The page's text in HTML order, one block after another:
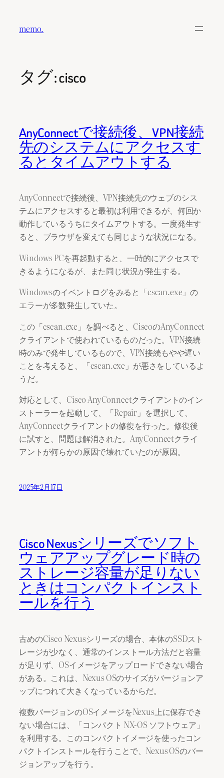
memo.
タグ:cisco
AnyConnectで接続後、VPN接続
先のシステムにアクセスす
るとタイムアウトする
AnyConnectで接続後、VPN接続先のウェブのシス
テムにアクセスすると最初は利用できるが、何回か
動作しているうちにタイムアウトする。一度発生す
ると、ブラウザを変えても同じような状況になる。
Windows PCを再起動すると、一時的にアクセスで
きるようになるが、また同じ状況が発生する。
Windowsのイベントログをみると「cscan.exe」の
エラーが多数発生していた。
この「cscan.exe」を調べると、CiscoのAnyConnect
クライアントで使われているものだった。VPN接続
時のみで発生しているもので、VPN接続もやや遅い
ことを考えると、「cscan.exe」が悪さをしているよ
うだ。
対応として、Cisco AnyConnectクライアントのイン
ストーラーを起動して、「Repair」を選択して、
AnyConnectクライアントの修復を行った。修復後
に試すと、問題は解消された。AnyConnectクライ
アントが何らかの原因で壊れていたのが原因。
2025年2月17日
Cisco Nexusシリーズでソフト
ウェアアップグレード時の
ストレージ容量が足りない
ときはコンパクトインスト
ールを行う
古めのCisco Nexusシリーズの場合、本体のSSDスト
レージが少なく、通常のインストール方法だと容量
が足りず、OSイメージをアップロードできない場合
がある。これは、Nexus OSのサイズがバージョンア
ップにつれて大きくなっているからだ。
複数バージョンのOSイメージをNexus上に保存でき
ない場合には、「コンパクト NX-OS ソフトウェア」
を利用する。このコンパクトイメージを使ったコン
パクトインストールを行うことで、Nexus OSのバー
ジョンアップを行う。